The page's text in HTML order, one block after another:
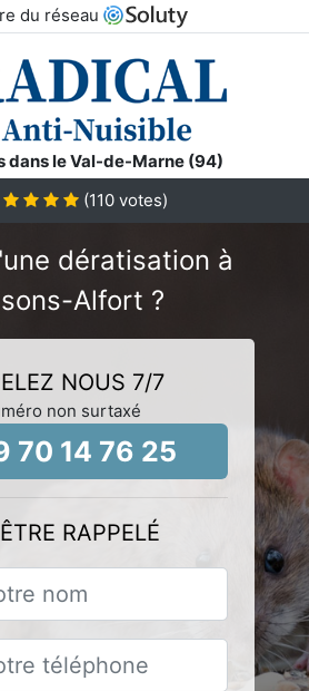
du réseau
dans le Val-de-Marne (94)
(110votes)
dératisation à
Alfort ?
NOUS 7/7
non surtaxé
70 14 76 25
RAPPELÉ